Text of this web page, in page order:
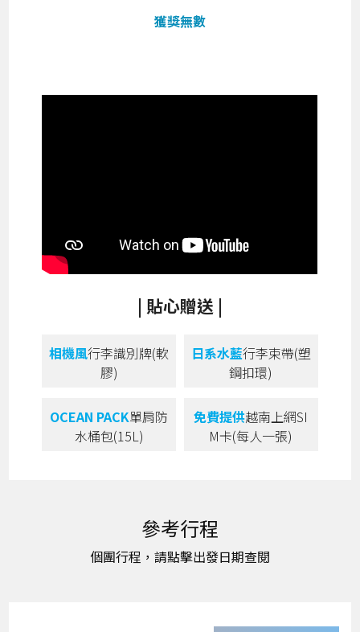
獲獎無數
| 貼心贈送 |
相機風行李識別牌(軟
膠)
日系水藍行李束帶(塑
鋼扣環)
OCEAN PACK單肩防
水桶包(15L)
免費提供越南上網SI
M卡(每人一張)